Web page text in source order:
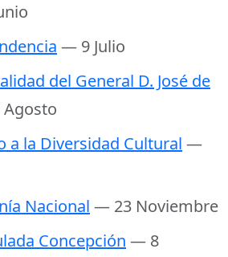
— 9 Julio
del General D. José de
a la Diversidad Cultural —
Nacional — 23 Noviembre
Concepción — 8